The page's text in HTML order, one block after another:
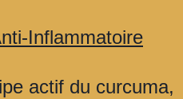
Inflammatoire
actif du curcuma,